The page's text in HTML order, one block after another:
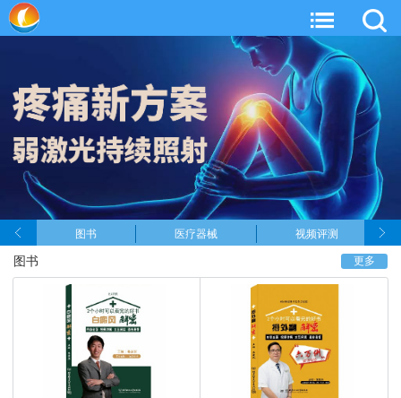
图书 医疗器械 视频评测
更多
图书